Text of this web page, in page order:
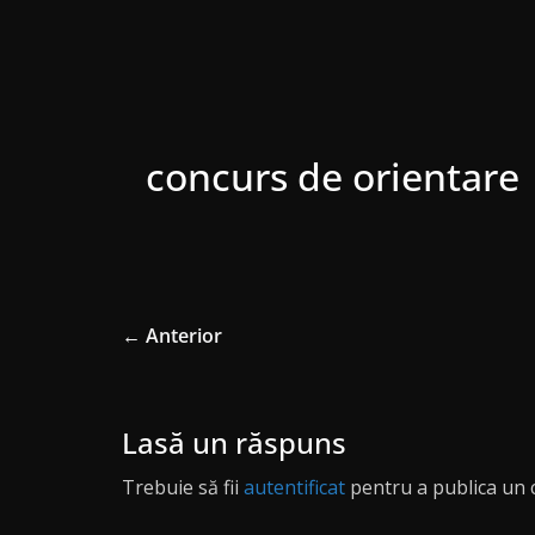
concurs de orientare
← Anterior
Lasă un răspuns
Trebuie să fii autentificat pentru a publica un